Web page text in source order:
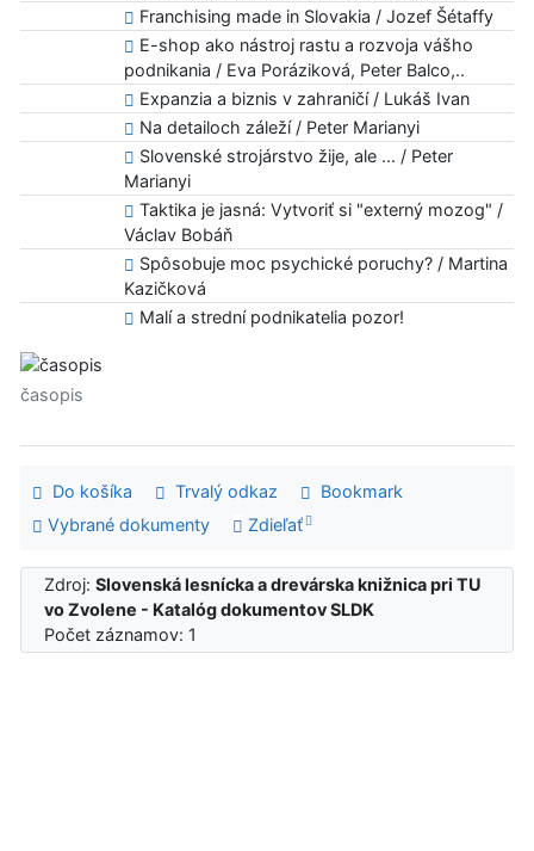
Franchising made in Slovakia / Jozef Šétaffy
E-shop ako nástroj rastu a rozvoja vášho
podnikania / Eva Poráziková, Peter Balco,..
Expanzia a biznis v zahraničí / Lukáš Ivan
Na detailoch záleží / Peter Marianyi
Slovenské strojárstvo žije, ale ... / Peter
Marianyi
Taktika je jasná: Vytvoriť si "externý mozog" /
Václav Bobáň
Spôsobuje moc psychické poruchy? / Martina
Kazičková
Malí a strední podnikatelia pozor!
časopis
Do košíka Trvalý odkaz
Bookmark
Vybrané dokumenty
Zdieľať
Zdroj:Slovenská lesnícka a drevárska knižnica pri TU
vo Zvolene - Katalóg dokumentov SLDK
Počet záznamov: 1